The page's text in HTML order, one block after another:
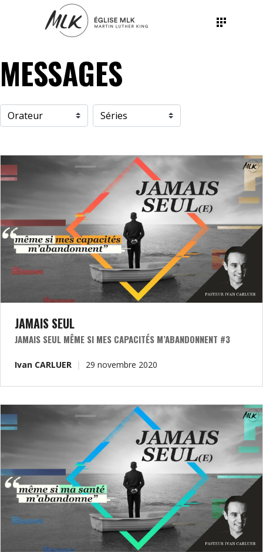
MESSAGES
JAMAIS SEUL
JAMAIS SEUL MÊME SI MES CAPACITÉS M’ABANDONNENT #3
Ivan CARLUER 29 novembre 2020